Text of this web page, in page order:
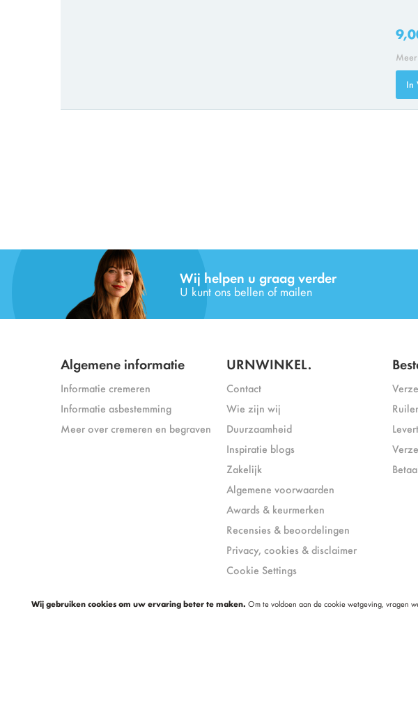
In
Wij helpen u graag verder
U kunt ons bellen of mailen
Algemene informatie
Informatie cremeren
Informatie asbestemming
Meer over cremeren en begraven
URNWINKEL.
Contact
Wie zijn wij
Duurzaamheid
Inspiratie blogs
Zakelijk
Algemene voorwaarden
Awards & keurmerken
Recensies & beoordelingen
Privacy, cookies & disclaimer
Cookie Settings
Wij gebruiken cookies om uw ervaring beter te maken. Om te voldoen aan de cookie wetgeving, vragen